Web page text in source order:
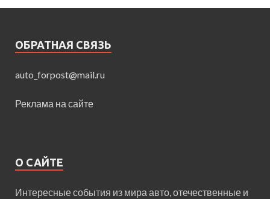
ОБРАТНАЯ СВЯЗЬ
auto_forpost@mail.ru
Реклама на сайте
О САЙТЕ
Интересные события из мира авто, отечественные и